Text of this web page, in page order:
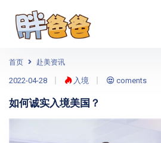
首页 赴美资讯
2022-04-28 入境 coments
如何诚实入境美国？